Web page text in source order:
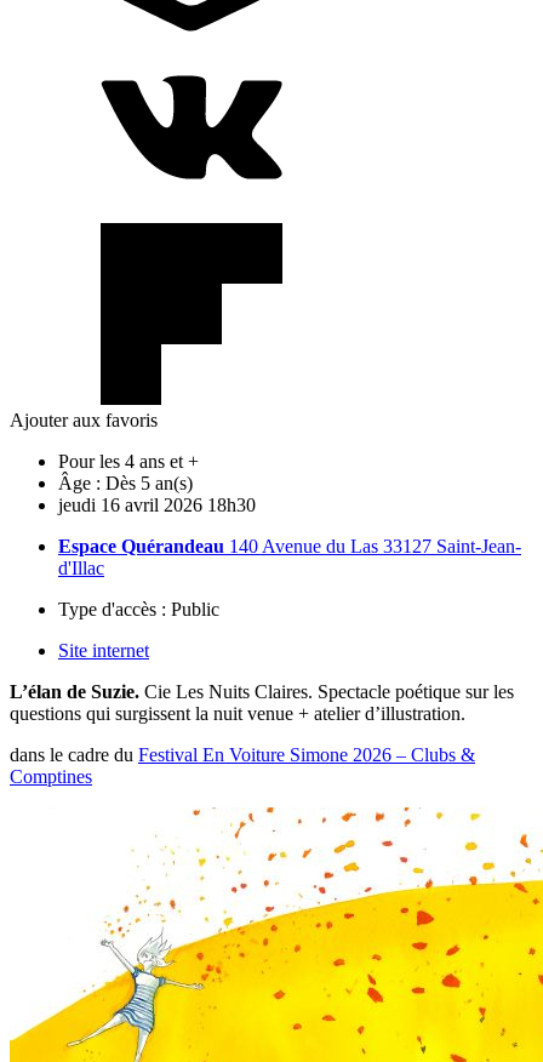
Ajouter aux favoris
Pour les 4 ans et +
Âge : Dès 5 an(s)
jeudi 16 avril 2026 18h30
Espace Quérandeau 140 Avenue du Las 33127 Saint-Jean-
d'Illac
Type d'accès : Public
Site internet
L’élan de Suzie. Cie Les Nuits Claires. Spectacle poétique sur les
questions qui surgissent la nuit venue + atelier d’illustration.
dans le cadre du Festival En Voiture Simone 2026 – Clubs &
Comptines